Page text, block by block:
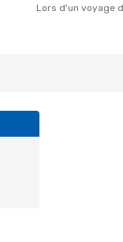
Lors d'un voyage